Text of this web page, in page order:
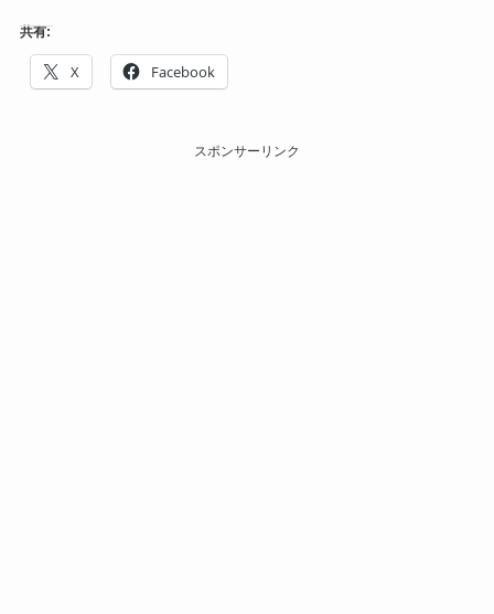
共有:
X Facebook
スポンサーリンク